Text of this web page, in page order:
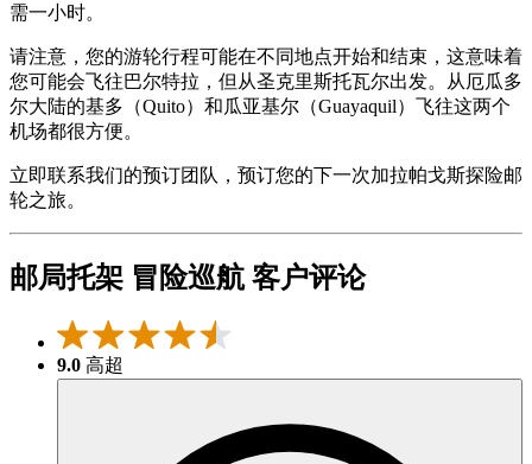
需一小时。
请注意，您的游轮行程可能在不同地点开始和结束，这意味着
您可能会飞往巴尔特拉，但从圣克里斯托瓦尔出发。从厄瓜多
尔大陆的基多（Quito）和瓜亚基尔（Guayaquil）飞往这两个
机场都很方便。
立即联系我们的预订团队，预订您的下一次加拉帕戈斯探险邮
轮之旅。
邮局托架 冒险巡航 客户评论
9.0 高超